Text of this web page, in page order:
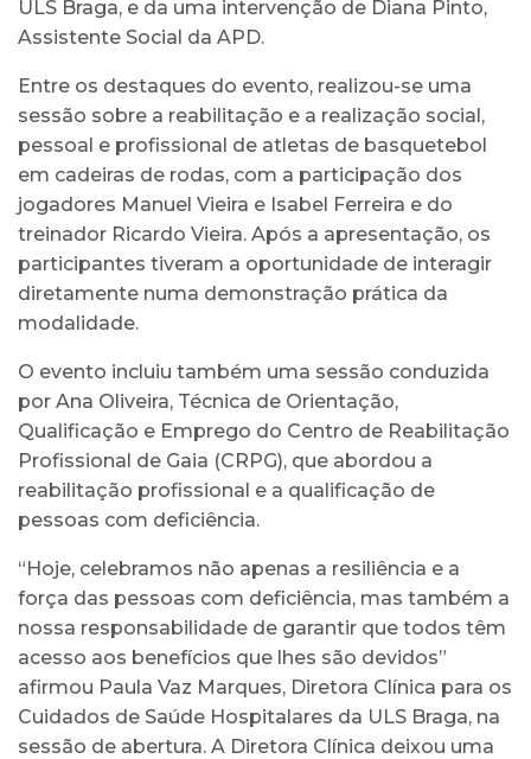
ULS Braga, e da uma intervenção de Diana Pinto,
Assistente Social da APD.
Entre os destaques do evento, realizou-se uma
sessão sobre a reabilitação e a realização social,
pessoal e profissional de atletas de basquetebol
em cadeiras de rodas, com a participação dos
jogadores Manuel Vieira e Isabel Ferreira e do
treinador Ricardo Vieira. Após a apresentação, os
participantes tiveram a oportunidade de interagir
diretamente numa demonstração prática da
modalidade.
O evento incluiu também uma sessão conduzida
por Ana Oliveira, Técnica de Orientação,
Qualificação e Emprego do Centro de Reabilitação
Profissional de Gaia (CRPG), que abordou a
reabilitação profissional e a qualificação de
pessoas com deficiência.
“Hoje, celebramos não apenas a resiliência e a
força das pessoas com deficiência, mas também a
nossa responsabilidade de garantir que todos têm
acesso aos benefícios que lhes são devidos”
afirmou Paula Vaz Marques, Diretora Clínica para os
Cuidados de Saúde Hospitalares da ULS Braga, na
sessão de abertura. A Diretora Clínica deixou uma